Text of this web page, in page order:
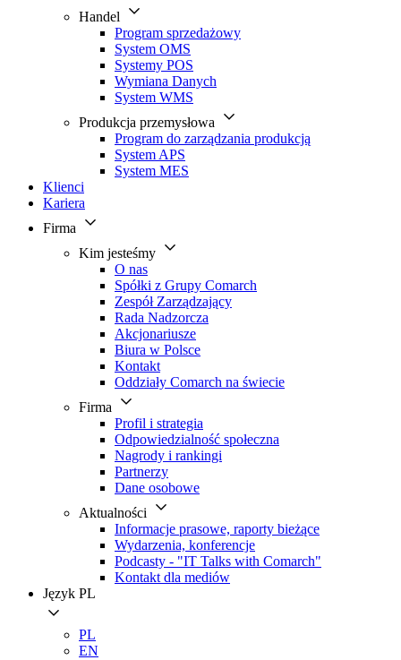
Handel
Program sprzedażowy
System OMS
Systemy POS
Wymiana Danych
System WMS
Produkcja przemysłowa
Program do zarządzania produkcją
System APS
System MES
Klienci
Kariera
Firma
Kim jesteśmy
O nas
Spółki z Grupy Comarch
Zespół Zarządzający
Rada Nadzorcza
Akcjonariusze
Biura w Polsce
Kontakt
Oddziały Comarch na świecie
Firma
Profil i strategia
Odpowiedzialność społeczna
Nagrody i rankingi
Partnerzy
Dane osobowe
Aktualności
Informacje prasowe, raporty bieżące
Wydarzenia, konferencje
Podcasty - "IT Talks with Comarch"
Kontakt dla mediów
Język PL
PL
EN